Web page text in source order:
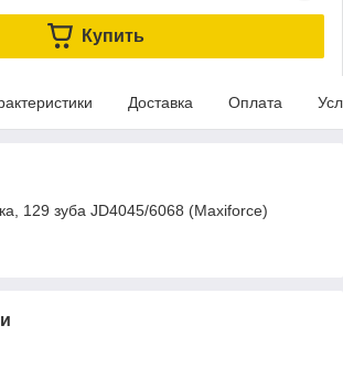
Купить
Доставка Оплата
129 зуба JD4045/6068 (Maxiforce)